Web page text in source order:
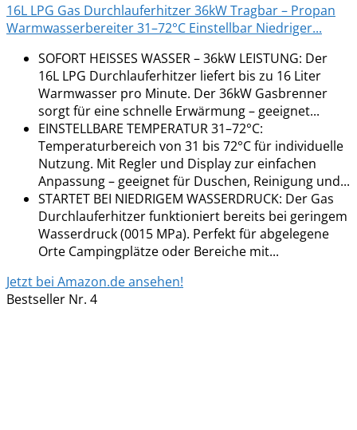
16L LPG Gas Durchlauferhitzer 36kW Tragbar – Propan
Warmwasserbereiter 31–72°C Einstellbar Niedriger...
SOFORT HEISSES WASSER – 36kW LEISTUNG: Der
16L LPG Durchlauferhitzer liefert bis zu 16 Liter
Warmwasser pro Minute. Der 36kW Gasbrenner
sorgt für eine schnelle Erwärmung – geeignet...
EINSTELLBARE TEMPERATUR 31–72°C:
Temperaturbereich von 31 bis 72°C für individuelle
Nutzung. Mit Regler und Display zur einfachen
Anpassung – geeignet für Duschen, Reinigung und...
STARTET BEI NIEDRIGEM WASSERDRUCK: Der Gas
Durchlauferhitzer funktioniert bereits bei geringem
Wasserdruck (0015 MPa). Perfekt für abgelegene
Orte Campingplätze oder Bereiche mit...
Jetzt bei Amazon.de ansehen!
Bestseller Nr. 4